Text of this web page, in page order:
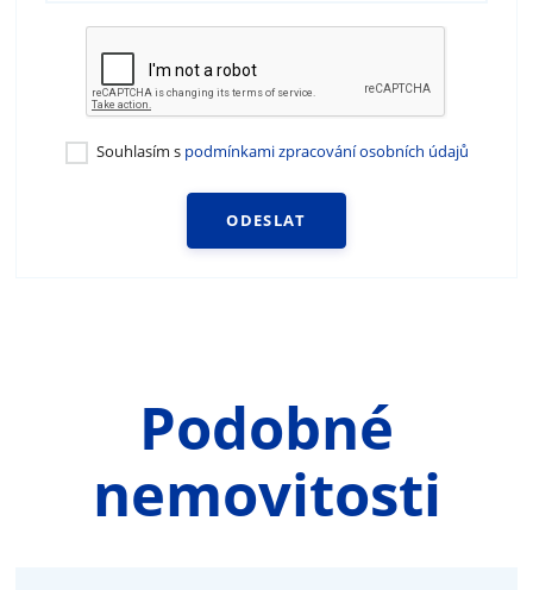
Souhlasím s podmínkami zpracování osobních údajů
ODESLAT
Podobné
nemovitosti